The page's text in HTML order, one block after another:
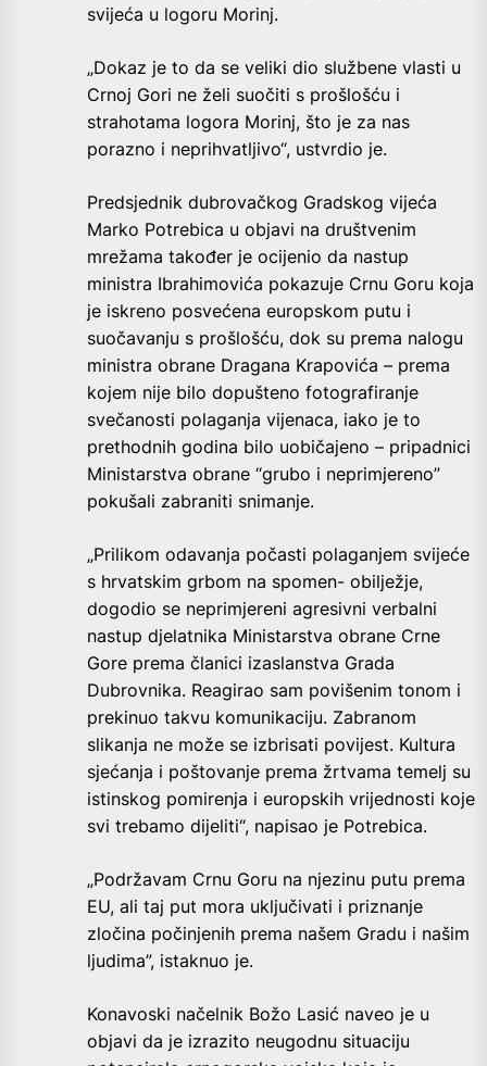
svijeća u logoru Morinj.
„Dokaz je to da se veliki dio službene vlasti u
Crnoj Gori ne želi suočiti s prošlošću i
strahotama logora Morinj, što je za nas
porazno i neprihvatljivo“, ustvrdio je.
Predsjednik dubrovačkog Gradskog vijeća
Marko Potrebica u objavi na društvenim
mrežama također je ocijenio da nastup
ministra Ibrahimovića pokazuje Crnu Goru koja
je iskreno posvećena europskom putu i
suočavanju s prošlošću, dok su prema nalogu
ministra obrane Dragana Krapovića – prema
kojem nije bilo dopušteno fotografiranje
svečanosti polaganja vijenaca, iako je to
prethodnih godina bilo uobičajeno – pripadnici
Ministarstva obrane “grubo i neprimjereno”
pokušali zabraniti snimanje.
„Prilikom odavanja počasti polaganjem svijeće
s hrvatskim grbom na spomen- obilježje,
dogodio se neprimjereni agresivni verbalni
nastup djelatnika Ministarstva obrane Crne
Gore prema članici izaslanstva Grada
Dubrovnika. Reagirao sam povišenim tonom i
prekinuo takvu komunikaciju. Zabranom
slikanja ne može se izbrisati povijest. Kultura
sjećanja i poštovanje prema žrtvama temelj su
istinskog pomirenja i europskih vrijednosti koje
svi trebamo dijeliti“, napisao je Potrebica.
„Podržavam Crnu Goru na njezinu putu prema
EU, ali taj put mora uključivati i priznanje
zločina počinjenih prema našem Gradu i našim
ljudima”, istaknuo je.
Konavoski načelnik Božo Lasić naveo je u
objavi da je izrazito neugodnu situaciju